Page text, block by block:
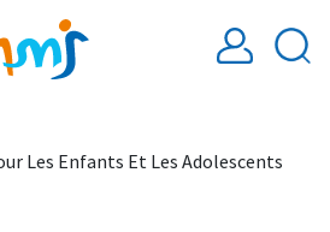
Les Enfants Et Les Adolescents